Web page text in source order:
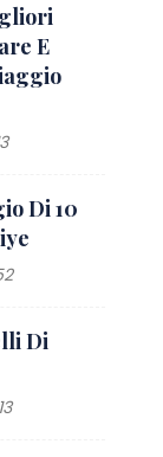
E
Di 10
Di